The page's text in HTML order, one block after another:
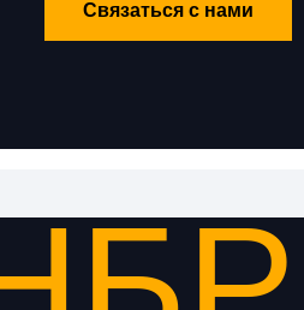
Связаться с нами